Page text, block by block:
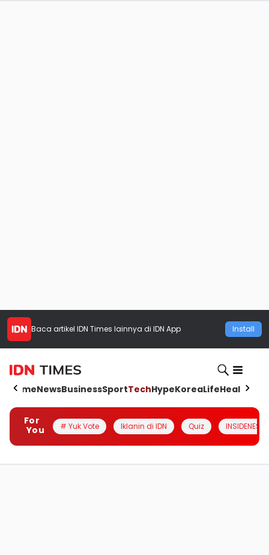
Baca artikel IDN Times lainnya di IDN App Install
HomeNewsBusinessSportTechHypeKoreaLifeHealth
For
You
# Yuk Vote Iklanin di IDN Quiz INSIDENESIA